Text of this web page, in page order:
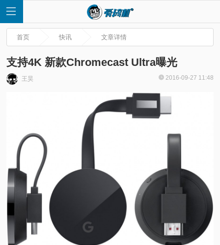
评
视
首页 快讯 文章详情
支持4K 新款Chromecast Ultra曝光
王昊 2016-09-27 11:48